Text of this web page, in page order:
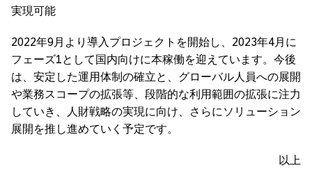
実現可能
2022年9月より導入プロジェクトを開始し、2023年4月に
フェーズ1として国内向けに本稼働を迎えています。今後
は、安定した運用体制の確立と、グローバル人員への展開
や業務スコープの拡張等、段階的な利用範囲の拡張に注力
していき、人財戦略の実現に向け、さらにソリューション
展開を推し進めていく予定です。
以上